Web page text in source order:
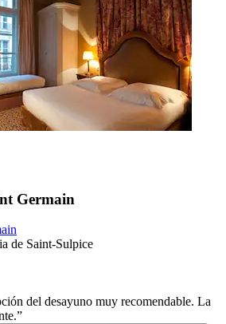
Germain
de Saint-Sulpice
del desayuno muy recomendable. La